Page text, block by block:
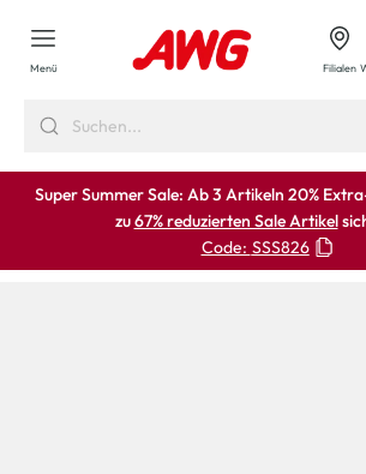
springen
Menü Filialen
Super Summer Sale: Ab 3 Artikeln 20%
zu67% reduzierten Sale Artikel
Code: SSS826